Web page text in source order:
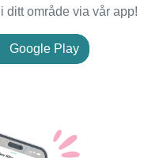
ditt område via vår app!
Google Play